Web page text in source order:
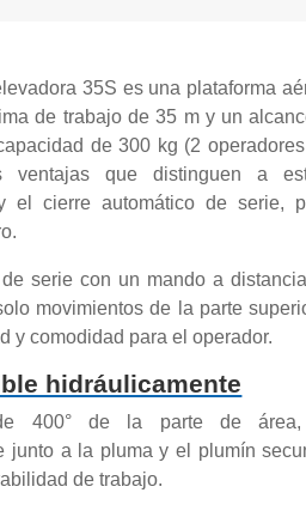
35S es una plataforma
de trabajo de 35 m y un
de 300 kg (2
ventajas que distinguen a
el cierre automático de serie,
serie con un mando a
movimientos de la parte
y comodidad para el operador.
hidráulicamente
400° de la parte de
junto a la pluma y el plumín
de trabajo.